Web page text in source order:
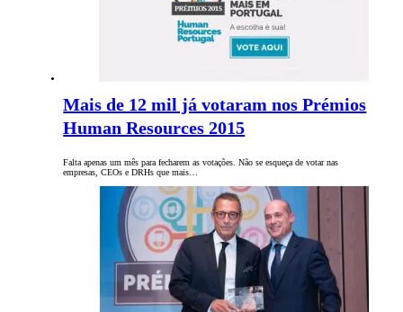
Mais de 12 mil já votaram nos Prémios
Human Resources 2015
Falta apenas um mês para fecharem as votações. Não se esqueça de votar nas
empresas, CEOs e DRHs que mais…